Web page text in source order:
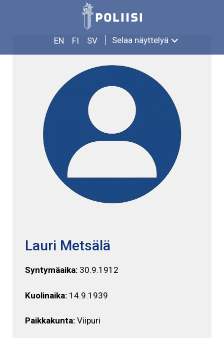
EN FI SV Selaa näyttelyä
LAURI METSÄLÄ
Lauri Metsälä
Syntymäaika: 30.9.1912
Kuolinaika: 14.9.1939
Paikkakunta: Viipuri